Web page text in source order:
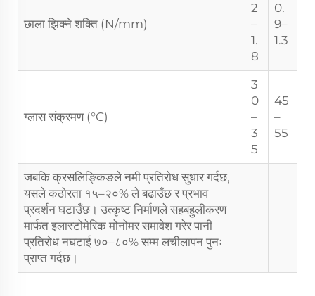
छाला झिक्ने शक्ति (N/mm)
2
–
1.
8
0.
9–
1.3
ग्लास संक्रमण (°C)
3
0
–
3
5
45
–
55
जबकि क्रसलिङ्किङले नमी प्रतिरोध सुधार गर्दछ,
यसले कठोरता १५–२०% ले बढाउँछ र प्रभाव
प्रदर्शन घटाउँछ। उत्कृष्ट निर्माणले सहबहुलीकरण
मार्फत इलास्टोमेरिक मोनोमर समावेश गरेर पानी
प्रतिरोध नघटाई ७०–८०% सम्म लचीलापन पुनः
प्राप्त गर्दछ।